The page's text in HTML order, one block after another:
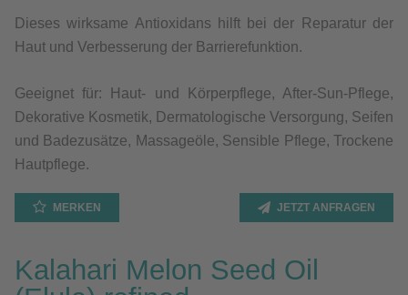
Dieses wirksame Antioxidans hilft bei der Reparatur der
Haut und Verbesserung der Barrierefunktion.
Geeignet für: Haut- und Körperpflege, After-Sun-Pflege,
Dekorative Kosmetik, Dermatologische Versorgung, Seifen
und Badezusätze, Massageöle, Sensible Pflege, Trockene
Hautpflege.
MERKEN JETZT ANFRAGEN
Kalahari Melon Seed Oil